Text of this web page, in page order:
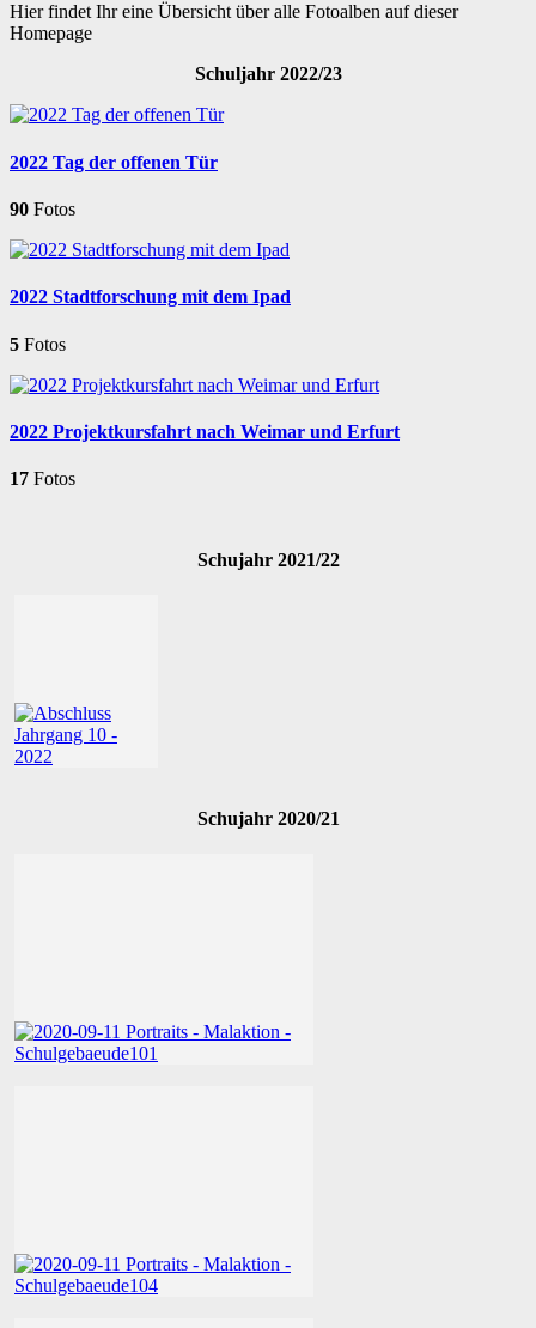
Hier findet Ihr eine Übersicht über alle Fotoalben auf dieser
Homepage
Schuljahr 2022/23
2022 Tag der offenen Tür
90 Fotos
2022 Stadtforschung mit dem Ipad
5 Fotos
2022 Projektkursfahrt nach Weimar und Erfurt
17 Fotos
Schujahr 2021/22
Schujahr 2020/21